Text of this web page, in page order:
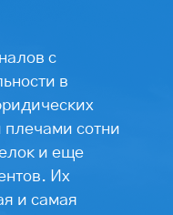
с
в
плечами сотни
и еще
Их
и самая